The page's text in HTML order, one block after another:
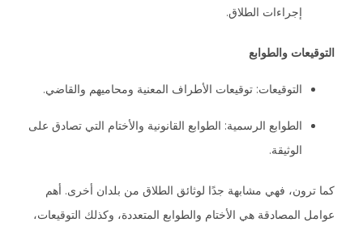
إجراءات الطلاق.
التوقيعات والطوابع
التوقيعات: توقيعات الأطراف المعنية ومحاميهم والقاضي.
الطوابع الرسمية: الطوابع القانونية والأختام التي تصادق على
الوثيقة.
كما ترون، فهي مشابهة جدًا لوثائق الطلاق من بلدان أخرى. أهم
عوامل المصادقة هي الأختام والطوابع المتعددة، وكذلك التوقيعات،